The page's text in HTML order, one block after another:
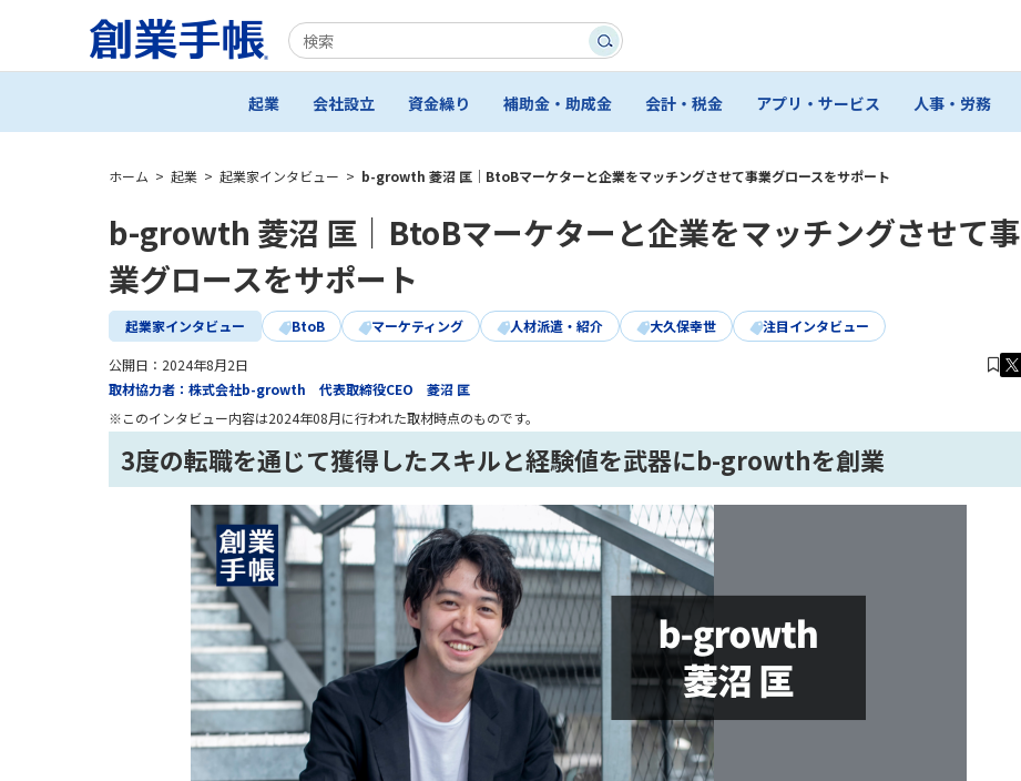
起業 会社設立 資金繰り 補助金・助成金 会計・税金 アプリ・サービス 人事・労務
ホーム > 起業 > 起業家インタビュー > b-growth 菱沼 匡｜BtoBマーケターと企業をマッチングさせて事業グロースをサポート
b-growth 菱沼 匡｜BtoBマーケターと企業をマッチングさせて事
業グロースをサポート
起業家インタビュー BtoB マーケティング 人材派遣・紹介 大久保幸世 注目インタビュー
取材協力者：株式会社b-growth 代表取締役CEO 菱沼 匡
公開日： 2024年8月2日
※このインタビュー内容は2024年08月に行われた取材時点のものです。
3度の転職を通じて獲得したスキルと経験値を武器にb-growthを創業